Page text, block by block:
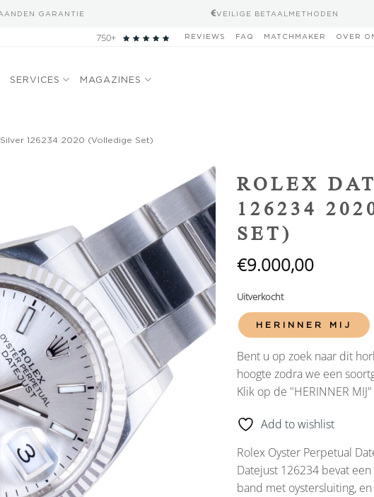
GARANTIE VEILIGE BETAALMETHODEN
750+ REVIEWS FAQ MATCHMAKER OVER
SERVICES MAGAZINES
126234 2020 (Volledige Set)
Add to
wishlist
ROLEX
126234
SET)
€9.000,00
Uitverkocht
HERINNER MIJ
Bent u op zoek naar dit
hoogte zodra we een
Klik op de "HERINNER
Add to wishlist
Rolex Oyster Perpetual
Datejust 126234 bevat
band met oystersluiting,